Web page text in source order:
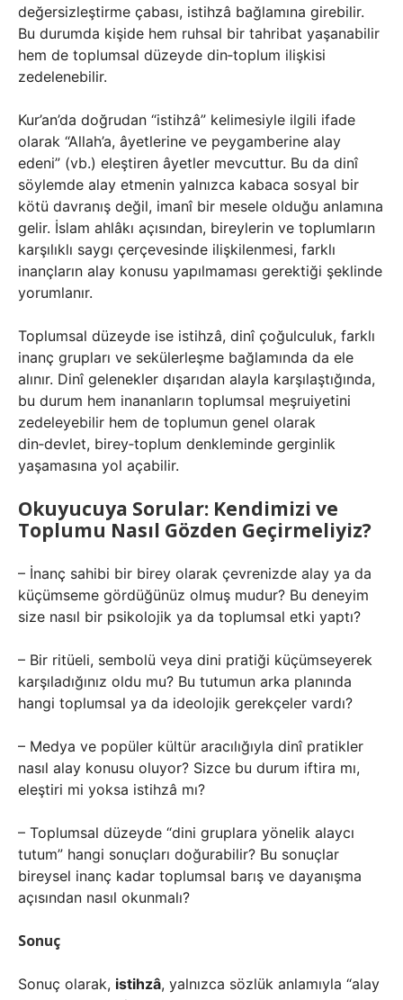
değersizleştirme çabası, istihzâ bağlamına girebilir.
Bu durumda kişide hem ruhsal bir tahribat yaşanabilir
hem de toplumsal düzeyde din‑toplum ilişkisi
zedelenebilir.
Kur’an’da doğrudan “istihzâ” kelimesiyle ilgili ifade
olarak “Allah’a, âyetlerine ve peygamberine alay
edeni” (vb.) eleştiren âyetler mevcuttur. Bu da dinî
söylemde alay etmenin yalnızca kabaca sosyal bir
kötü davranış değil, imanî bir mesele olduğu anlamına
gelir. İslam ahlâkı açısından, bireylerin ve toplumların
karşılıklı saygı çerçevesinde ilişkilenmesi, farklı
inançların alay konusu yapılmaması gerektiği şeklinde
yorumlanır.
Toplumsal düzeyde ise istihzâ, dinî çoğulculuk, farklı
inanç grupları ve sekülerleşme bağlamında da ele
alınır. Dinî gelenekler dışarıdan alayla karşılaştığında,
bu durum hem inananların toplumsal meşruiyetini
zedeleyebilir hem de toplumun genel olarak
din‑devlet, birey‑toplum denkleminde gerginlik
yaşamasına yol açabilir.
Okuyucuya Sorular: Kendimizi ve
Toplumu Nasıl Gözden Geçirmeliyiz?
– İnanç sahibi bir birey olarak çevrenizde alay ya da
küçümseme gördüğünüz olmuş mudur? Bu deneyim
size nasıl bir psikolojik ya da toplumsal etki yaptı?
– Bir ritüeli, sembolü veya dini pratiği küçümseyerek
karşıladığınız oldu mu? Bu tutumun arka planında
hangi toplumsal ya da ideolojik gerekçeler vardı?
– Medya ve popüler kültür aracılığıyla dinî pratikler
nasıl alay konusu oluyor? Sizce bu durum iftira mı,
eleştiri mi yoksa istihzâ mı?
– Toplumsal düzeyde “dini gruplara yönelik alaycı
tutum” hangi sonuçları doğurabilir? Bu sonuçlar
bireysel inanç kadar toplumsal barış ve dayanışma
açısından nasıl okunmalı?
Sonuç
Sonuç olarak, istihzâ, yalnızca sözlük anlamıyla “alay